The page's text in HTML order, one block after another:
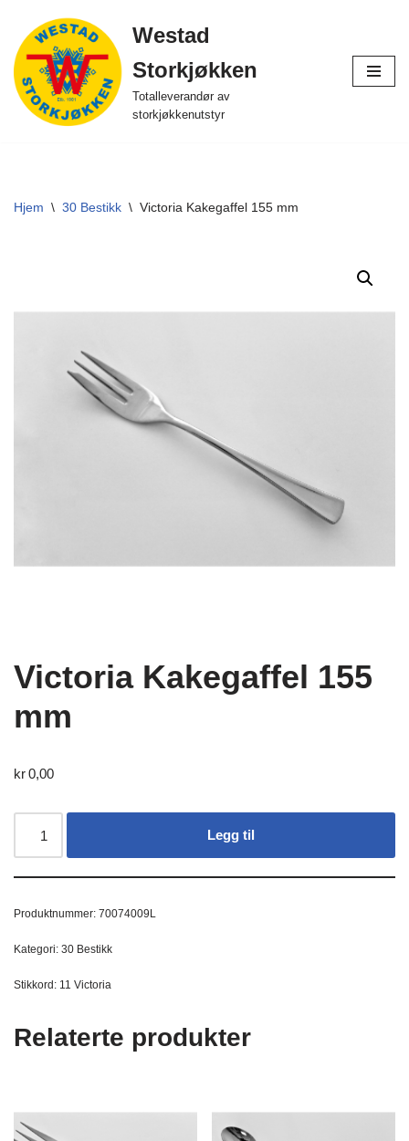
Hopp
til
innholdet
Westad
Storkjøkken
Totalleverandør av
storkjøkkenutstyr
Hjem \ 30 Bestikk \ Victoria Kakegaffel 155 mm
Victoria Kakegaffel 155
mm
kr0,00
Legg til
Produktnummer: 70074009L
Kategori: 30 Bestikk
Stikkord: 11 Victoria
Relaterte produkter